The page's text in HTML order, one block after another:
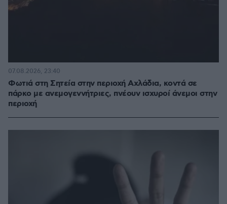
Φωτιά στη Σητεία στην περιοχή Αχλάδια, κοντά σε
πάρκο με ανεμογεννήτριες, πνέουν ισχυροί άνεμοι στην
περιοχή
07.08.2026, 23:40